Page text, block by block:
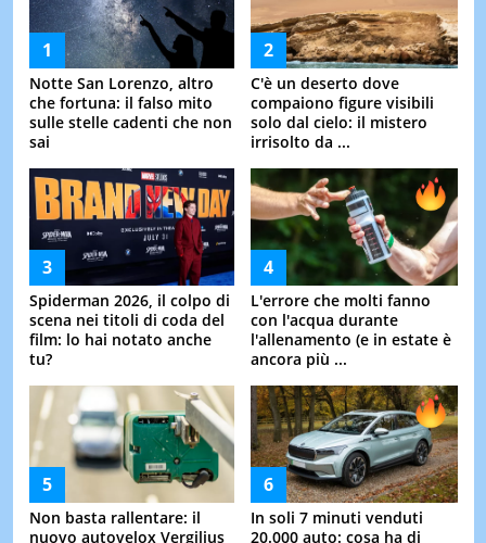
Notte San Lorenzo, altro
che fortuna: il falso mito
sulle stelle cadenti che non
sai
C'è un deserto dove
compaiono figure visibili
solo dal cielo: il mistero
irrisolto da ...
Spiderman 2026, il colpo di
scena nei titoli di coda del
film: lo hai notato anche
tu?
L'errore che molti fanno
con l'acqua durante
l'allenamento (e in estate è
ancora più ...
Non basta rallentare: il
nuovo autovelox Vergilius
In soli 7 minuti venduti
20.000 auto: cosa ha di